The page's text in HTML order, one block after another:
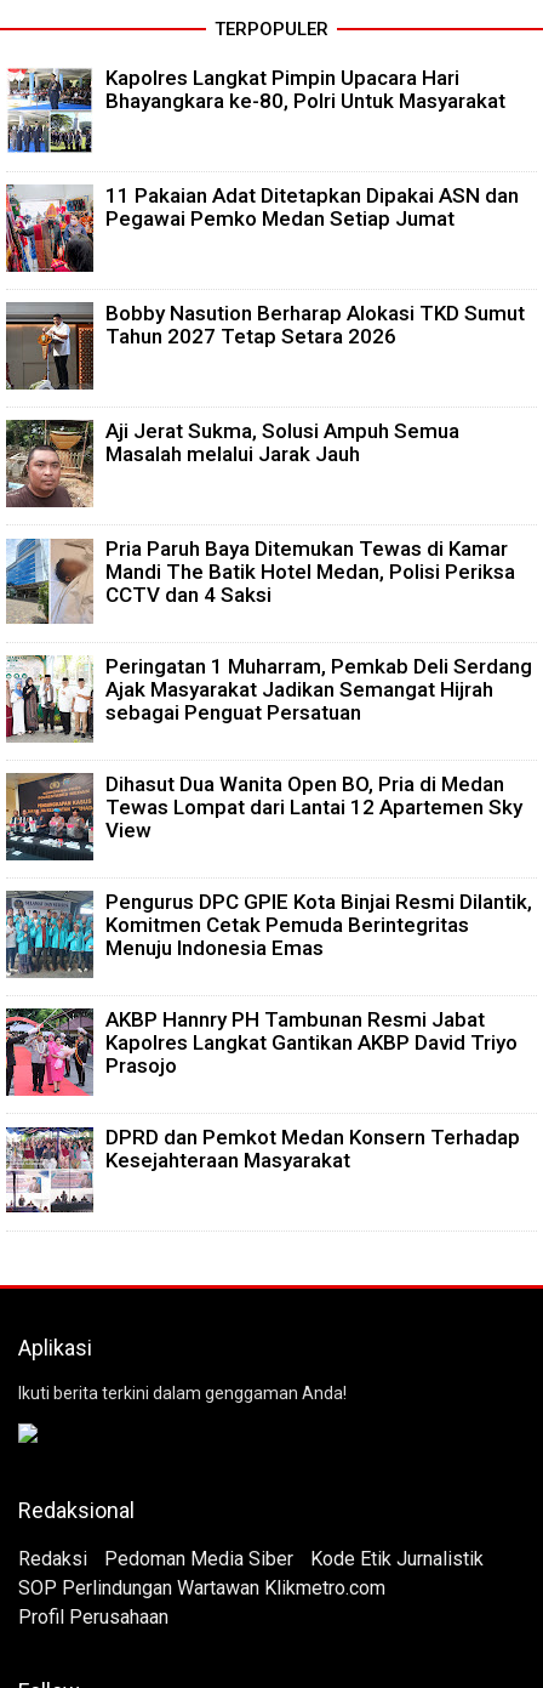
TERPOPULER
Kapolres Langkat Pimpin Upacara Hari
Bhayangkara ke-80, Polri Untuk Masyarakat
11 Pakaian Adat Ditetapkan Dipakai ASN dan
Pegawai Pemko Medan Setiap Jumat
Bobby Nasution Berharap Alokasi TKD Sumut
Tahun 2027 Tetap Setara 2026
Aji Jerat Sukma, Solusi Ampuh Semua
Masalah melalui Jarak Jauh
Pria Paruh Baya Ditemukan Tewas di Kamar
Mandi The Batik Hotel Medan, Polisi Periksa
CCTV dan 4 Saksi
Peringatan 1 Muharram, Pemkab Deli Serdang
Ajak Masyarakat Jadikan Semangat Hijrah
sebagai Penguat Persatuan
Dihasut Dua Wanita Open BO, Pria di Medan
Tewas Lompat dari Lantai 12 Apartemen Sky
View
Pengurus DPC GPIE Kota Binjai Resmi Dilantik,
Komitmen Cetak Pemuda Berintegritas
Menuju Indonesia Emas
AKBP Hannry PH Tambunan Resmi Jabat
Kapolres Langkat Gantikan AKBP David Triyo
Prasojo
DPRD dan Pemkot Medan Konsern Terhadap
Kesejahteraan Masyarakat
Aplikasi
Ikuti berita terkini dalam genggaman Anda!
Redaksional
Redaksi Pedoman Media Siber
Kode Etik Jurnalistik
SOP Perlindungan Wartawan Klikmetro.com
Profil Perusahaan